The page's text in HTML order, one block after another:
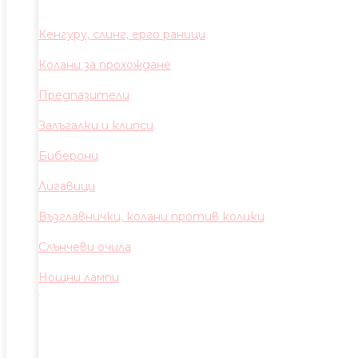
Кенгуру, слинг, ерго раници
Колани за прохождане
Предпазители
Залъгалки и клипси
Биберони
Лигавици
Възглавнички, колани против колики
Слънчеви очила
Нощни лампи